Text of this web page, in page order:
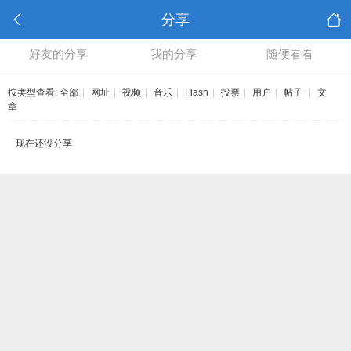
分享
好友的分享 我的分享 随便看看
按类型查看: 全部 网址 视频 音乐 Flash 投票 用户 帖子
文
章
现在还没分享